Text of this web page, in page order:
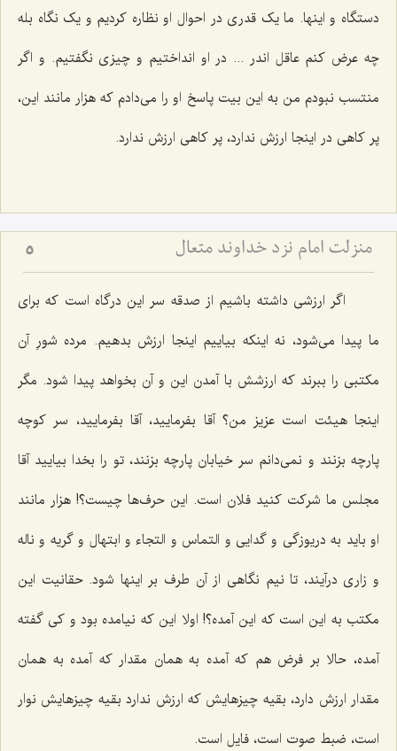
دستگاه و اینها. ما یک قدری در احوال او نظاره کردیم و یک نگاه بله
چه عرض کنم عاقل اندر ... در او انداختیم و چیزی نگفتیم. و اگر
منتسب نبودم من به این بیت پاسخ او را می‌دادم که هزار مانند این،
پر کاهی در اینجا ارزش ندارد، پر کاهی ارزش ندارد.
منزلت امام نزد خداوند متعال 5
اگر ارزشی داشته باشیم از صدقه سر این درگاه است که برای
ما پیدا می‌شود، نه اینکه بیاییم اینجا ارزش بدهیم. مرده شورِ آن
مکتبی را ببرند که ارزشش با آمدن این و آن بخواهد پیدا شود. مگر
اینجا هیئت است عزیز من؟ آقا بفرمایید، آقا بفرمایید، سر کوچه
پارچه بزنند و نمی‌دانم سر خیابان پارچه بزنند، تو را بخدا بیایید آقا
مجلس ما شرکت کنید فلان است. این حرف‌ها چیست؟! هزار مانند
او باید به دریوزگی و گدایی و التماس و التجاء و ابتهال و گریه و ناله
و زاری درآیند، تا نیم نگاهی از آن طرف بر اینها شود. حقانیت این
مکتب به این است که این آمده؟! اولا این که نیامده بود و کی گفته
آمده، حالا بر فرض هم که آمده به همان مقدار که آمده به همان
مقدار ارزش دارد، بقیه چیزهایش که ارزش ندارد بقیه چیزهایش نوار
است، ضبط صوت است، فایل است.